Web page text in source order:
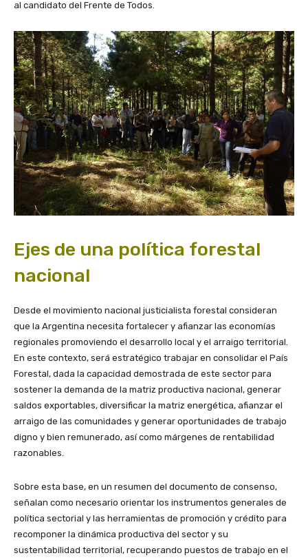
al candidato del Frente de Todos.
Ejes de una política forestal
nacional
Desde el movimiento nacional justicialista forestal consideran
que la Argentina necesita fortalecer y afianzar las economías
regionales promoviendo el desarrollo local y el arraigo territorial.
En este contexto, será estratégico trabajar en consolidar el País
Forestal, dada la capacidad demostrada de este sector para
sostener la demanda de la matriz productiva nacional, generar
saldos exportables, diversificar la matriz energética, afianzar el
arraigo de las comunidades y generar oportunidades de trabajo
digno y bien remunerado, así como márgenes de rentabilidad
razonables.
Sobre esta base, en un resumen del documento de consenso,
señalan como necesario orientar los instrumentos generales de
política sectorial y las herramientas de promoción y crédito para
recomponer la dinámica productiva del sector y su
sustentabilidad territorial, recuperando puestos de trabajo en el